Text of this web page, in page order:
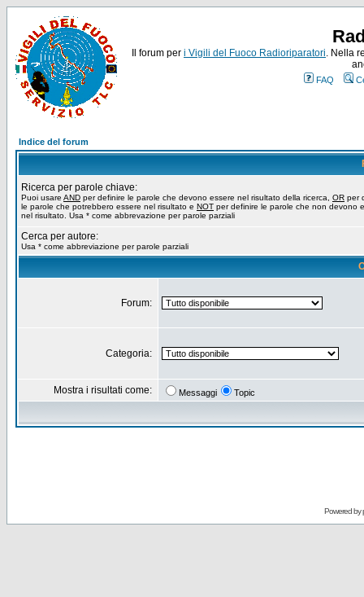
Il forum per i Vigili del Fuoco Radioriparatori. Nella
FAQ
Indice del forum
Ricerca per parole chiave:
Puoi usare AND per definire le parole che devono essere nel risultato della ricerca, OR per
le parole che potrebbero essere nel risultato e NOT per definire le parole che non devono
nel risultato. Usa * come abbrevazione per parole parziali
Cerca per autore:
Usa * come abbreviazione per parole parziali
Forum:
Categoria:
Mostra i risultati come: Messaggi Topic
Powered by